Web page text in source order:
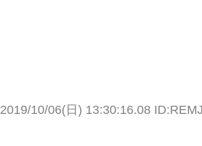
2019/10/06(日) 13:30:16.08